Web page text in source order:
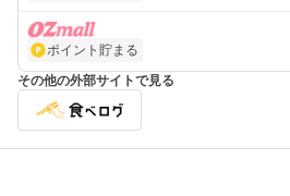
ポイント貯まる
その他の外部サイトで見る